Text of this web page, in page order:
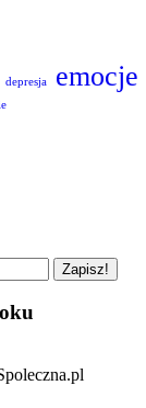
depresja emocje